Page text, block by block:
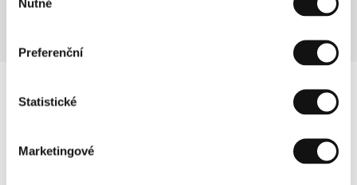
souhlasu
Nutné
Preferenční
Statistické
Marketingové